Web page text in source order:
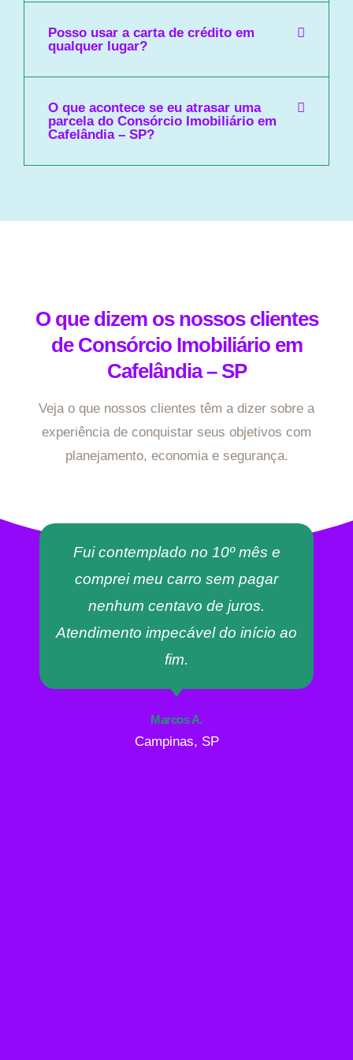
Posso usar a carta de crédito em
qualquer lugar?
O que acontece se eu atrasar uma
parcela do Consórcio Imobiliário em
Cafelândia – SP?
O que dizem os nossos clientes
de Consórcio Imobiliário em
Cafelândia – SP
Veja o que nossos clientes têm a dizer sobre a
experiência de conquistar seus objetivos com
planejamento, economia e segurança.
Fui contemplado no 10º mês e
comprei meu carro sem pagar
nenhum centavo de juros.
Atendimento impecável do início ao
fim.
Marcos A.
Campinas, SP